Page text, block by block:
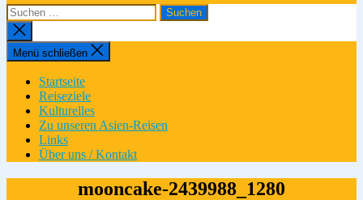
Suchen
nach:
Suche
schließen
Menü schließen
Startseite
Reiseziele
Kulturelles
Zu unseren Asien-Reisen
Links
Über uns / Kontakt
mooncake-2439988_1280